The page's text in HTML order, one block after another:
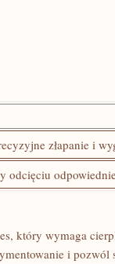
⁣złapanie i
odcięciu⁤
‍który wymaga⁢
i